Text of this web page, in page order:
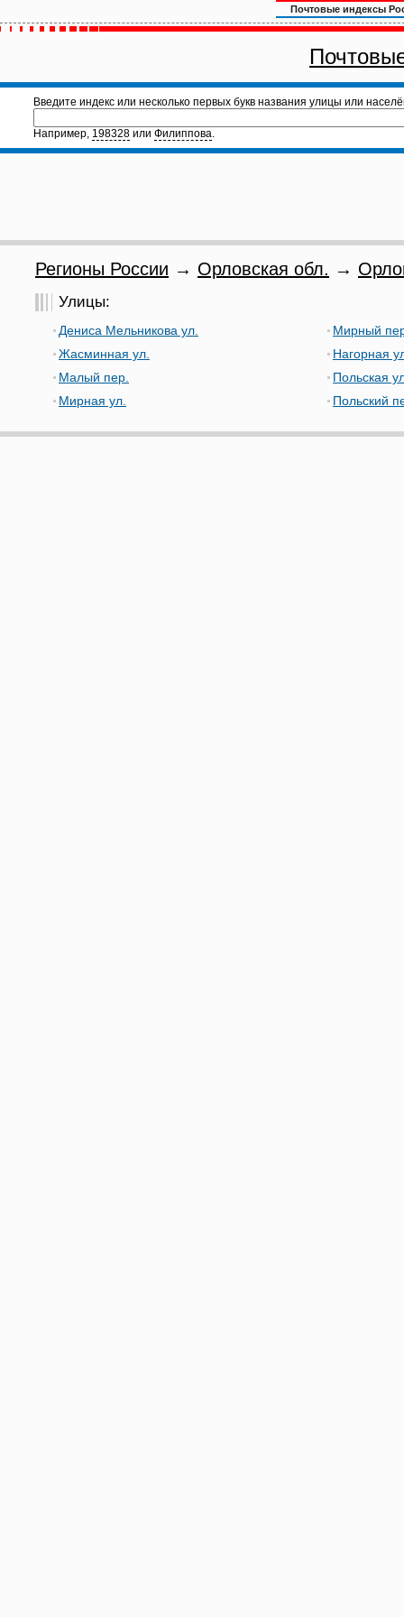
Почтовые индексы
Введите индекс или несколько первых букв названия улицы или
Например, 198328 или Филиппова.
Регионы России → Орловская обл. →
Улицы:
Дениса Мельникова ул.
Жасминная ул.
Малый пер.
Мирная ул.
Мирный
Нагорная
Польская
Польский